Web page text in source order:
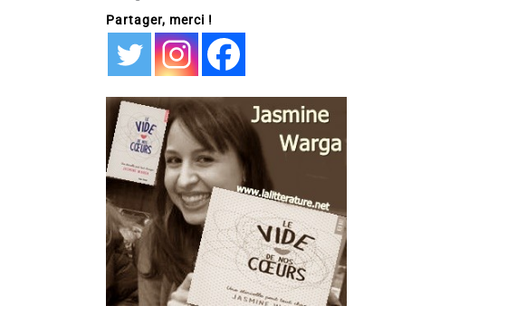
Partager, merci !
Dans Romance
Romances – l’actualité : été
2026
6 Juil 2026 0
littérature sentimentale romance